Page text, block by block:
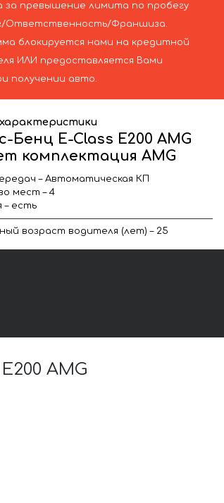
за превышение лимита по пробегу
Ответственность/Франшиза.
блокируется нами на кредитной
ИЛИ предоставляется Вами
получении авто.
характеристики
Бенц E-Class E200 AMG
комплектация AMG
– Автоматическая КП
мест – 4
– есть
возраст водителя (лет) – 25
AMG